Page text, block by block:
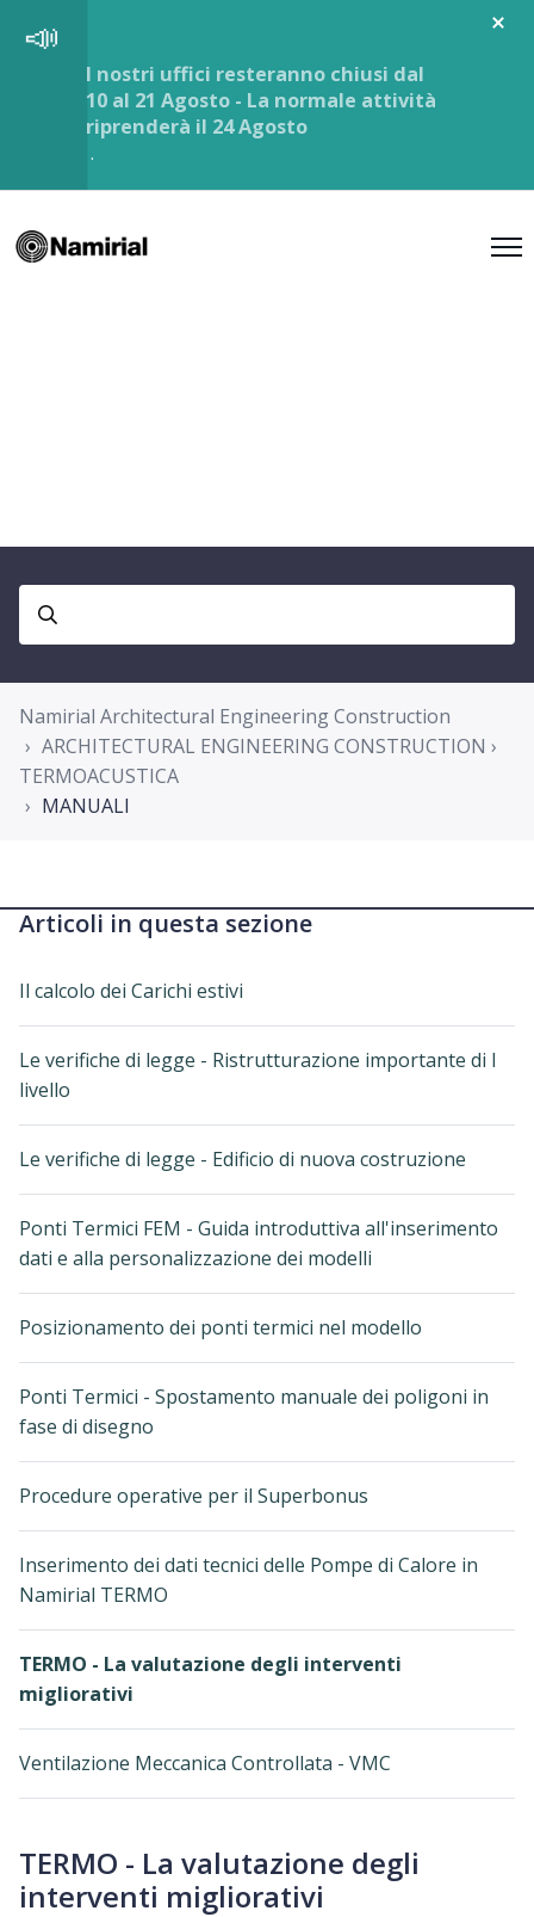
I nostri uffici resteranno chiusi dal
10 al 21 Agosto - La normale attività
riprenderà il 24 Agosto
.
Namirial Architectural Engineering Construction
ARCHITECTURAL ENGINEERING CONSTRUCTION ›
TERMOACUSTICA
MANUALI
Articoli in questa sezione
Il calcolo dei Carichi estivi
Le verifiche di legge - Ristrutturazione importante di I
livello
Le verifiche di legge - Edificio di nuova costruzione
Ponti Termici FEM - Guida introduttiva all'inserimento
dati e alla personalizzazione dei modelli
Posizionamento dei ponti termici nel modello
Ponti Termici - Spostamento manuale dei poligoni in
fase di disegno
Procedure operative per il Superbonus
Inserimento dei dati tecnici delle Pompe di Calore in
Namirial TERMO
TERMO - La valutazione degli interventi
migliorativi
Ventilazione Meccanica Controllata - VMC
TERMO - La valutazione degli
interventi migliorativi